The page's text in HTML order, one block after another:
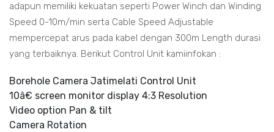
adapun memiliki kekuatan seperti Power Winch dan Winding
Speed 0-10m/min serta Cable Speed Adjustable
mempercepat arus pada kabel dengan 300m Length durasi
yang terbaiknya. Berikut Control Unit kamiinfokan :
Borehole Camera Jatimelati Control Unit
10â€ screen monitor display 4:3 Resolution
Video option Pan & tilt
Camera Rotation